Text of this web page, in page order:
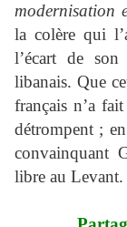
modernisation
la colère qui
l’écart de
libanais. Que
français n’a
détrompent ;
convainquant
libre au Levant.